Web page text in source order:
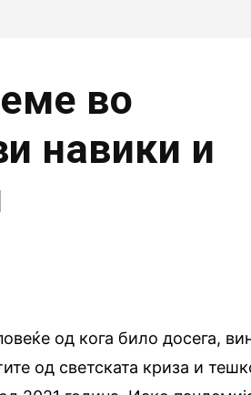
во
навики и
од кога било досега,
од светската криза и